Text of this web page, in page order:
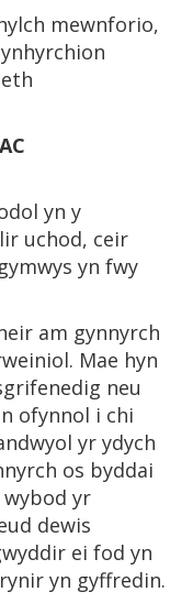
mewnforio,
yn y
uchod, ceir
yn fwy
am gynnyrch
Mae hyn
neu
ofynnol i chi
yr ydych
os byddai
yr
dewis
ei fod yn
yn gyffredin.